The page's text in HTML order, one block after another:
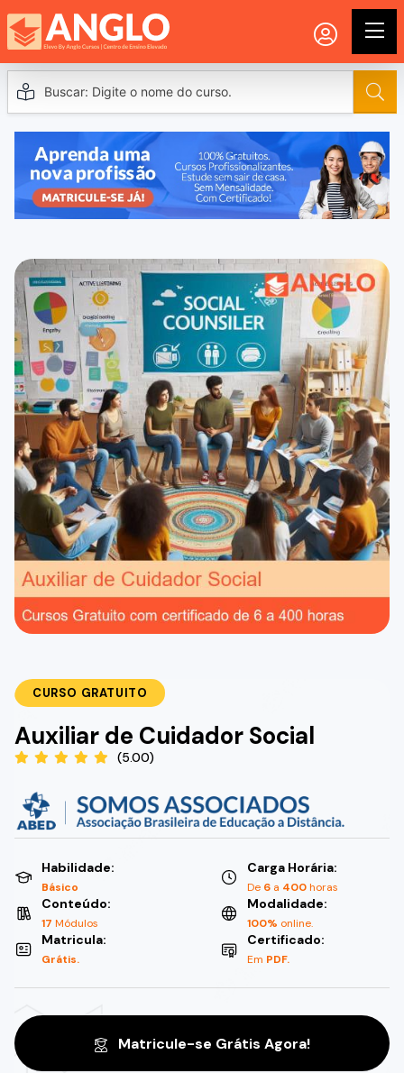
CURSO GRATUITO
Auxiliar de Cuidador Social
(5.00)
Habilidade:
Básico
Carga Horária:
De 6 a 400horas
Conteúdo:
17 Módulos
Modalidade:
100% online.
Matricula:
Grátis.
Certificado:
Em PDF.
Matricule-se Grátis Agora!